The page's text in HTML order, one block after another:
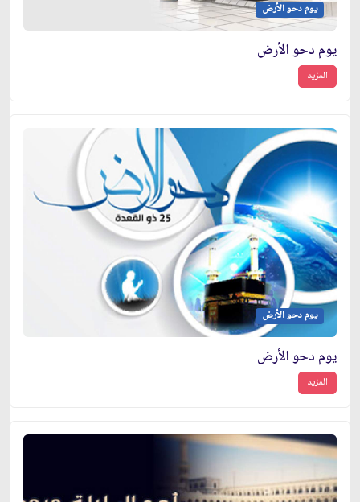
يوم دحو الأرض
يوم دحو الأرض
المزيد
يوم دحو الأرض
يوم دحو الأرض
المزيد